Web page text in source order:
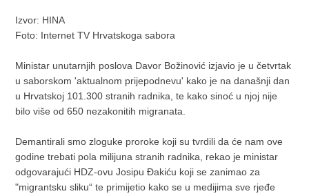
Izvor: HINA
Foto: Internet TV Hrvatskoga sabora
Ministar unutarnjih poslova Davor Božinović izjavio je u četvrtak
u saborskom 'aktualnom prijepodnevu' kako je na današnji dan
u Hrvatskoj 101.300 stranih radnika, te kako sinoć u njoj nije
bilo više od 650 nezakonitih migranata.
Demantirali smo zloguke proroke koji su tvrdili da će nam ove
godine trebati pola milijuna stranih radnika, rekao je ministar
odgovarajući HDZ-ovu Josipu Đakiću koji se zanimao za
"migrantsku sliku“ te primijetio kako se u medijima sve rjeđe